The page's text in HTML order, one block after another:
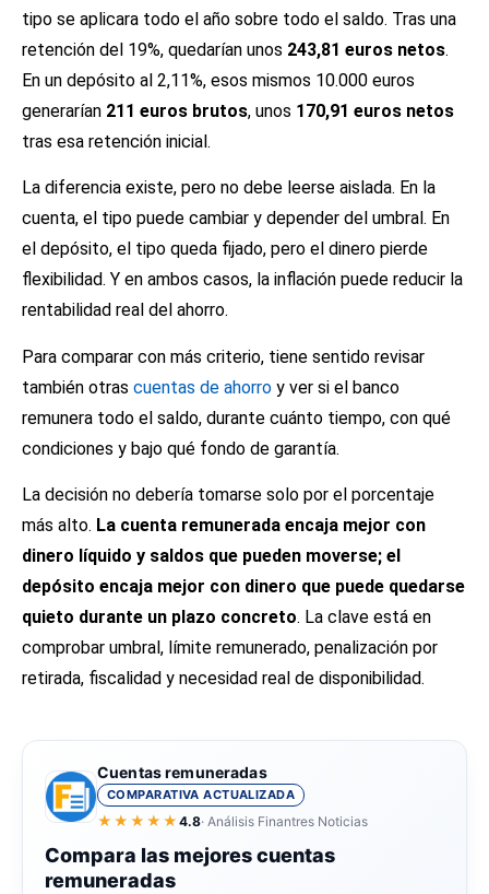
tipo se aplicara todo el año sobre todo el saldo. Tras una
retención del 19%, quedarían unos 243,81 euros netos.
En un depósito al 2,11%, esos mismos 10.000 euros
generarían 211 euros brutos, unos 170,91 euros netos
tras esa retención inicial.
La diferencia existe, pero no debe leerse aislada. En la
cuenta, el tipo puede cambiar y depender del umbral. En
el depósito, el tipo queda fijado, pero el dinero pierde
flexibilidad. Y en ambos casos, la inflación puede reducir la
rentabilidad real del ahorro.
Para comparar con más criterio, tiene sentido revisar
también otras cuentas de ahorro y ver si el banco
remunera todo el saldo, durante cuánto tiempo, con qué
condiciones y bajo qué fondo de garantía.
La decisión no debería tomarse solo por el porcentaje
más alto. La cuenta remunerada encaja mejor con
dinero líquido y saldos que pueden moverse; el
depósito encaja mejor con dinero que puede quedarse
quieto durante un plazo concreto. La clave está en
comprobar umbral, límite remunerado, penalización por
retirada, fiscalidad y necesidad real de disponibilidad.
Cuentas remuneradas
COMPARATIVA ACTUALIZADA
★★★★★ 4.8· Análisis Finantres Noticias
Compara las mejores cuentas
remuneradas